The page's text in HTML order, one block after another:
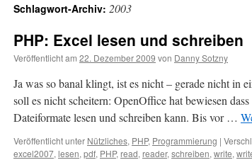
Schlagwort-Archiv: 2003
PHP: Excel lesen und schreiben
Veröffentlicht am 22. Dezember 2009 von Danny Sotzny
Ja was so banal klingt, ist es nicht – gerade nicht in
soll es nicht scheitern: OpenOffice hat bewiesen
Dateiformate lesen und schreiben kann. Bis vor …
Veröffentlicht unter Nützliches, PHP, Programmierung |
excel2007, lesen, pdf, PHP, read, reader, schreiben, write,